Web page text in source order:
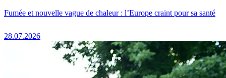
Fumée et nouvelle vague de chaleur : l’Europe craint pour sa santé
28.07.2026